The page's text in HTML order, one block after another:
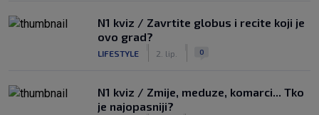
N1 kviz / Zavrtite globus i recite koji je
ovo grad?
LIFESTYLE 2. lip. 0
N1 kviz / Zmije, meduze, komarci... Tko
je najopasniji?